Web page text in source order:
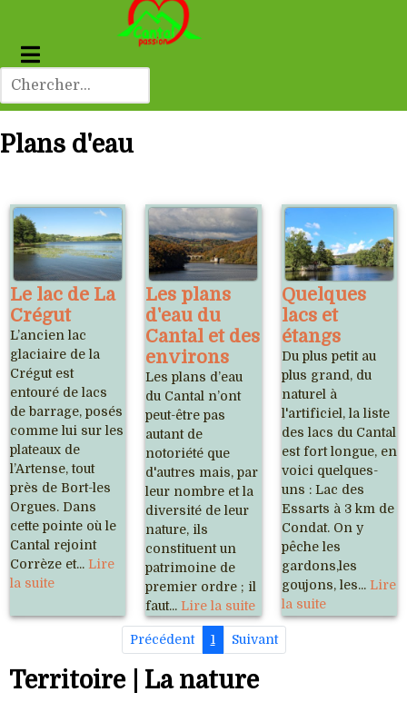
Plans d'eau
Le lac de La
Crégut
L’ancien lac
glaciaire de la
Crégut est
entouré de lacs
de barrage, posés
comme lui sur les
plateaux de
l’Artense, tout
près de Bort-les
Orgues. Dans
cette pointe où le
Cantal rejoint
Corrèze et... Lire
la suite
Les plans
d'eau du
Cantal et des
environs
Les plans d’eau
du Cantal n’ont
peut-être pas
autant de
notoriété que
d'autres mais, par
leur nombre et la
diversité de leur
nature, ils
constituent un
patrimoine de
premier ordre ; il
faut...Lire la suite
Quelques
lacs et
étangs
Du plus petit au
plus grand, du
naturel à
l'artificiel, la liste
des lacs du Cantal
est fort longue, en
voici quelques-
uns : Lac des
Essarts à 3 km de
Condat. On y
pêche les
gardons,les
goujons, les... Lire
la suite
Précédent 1 Suivant
Territoire | La nature